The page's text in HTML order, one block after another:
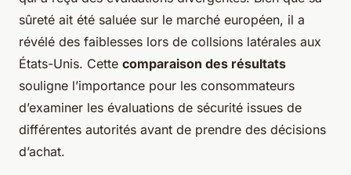
sûreté ait été saluée sur le marché européen, il a
révélé des faiblesses lors de collsions latérales aux
États-Unis. Cette comparaison des résultats
souligne l’importance pour les consommateurs
d’examiner les évaluations de sécurité issues de
différentes autorités avant de prendre des décisions
d’achat.